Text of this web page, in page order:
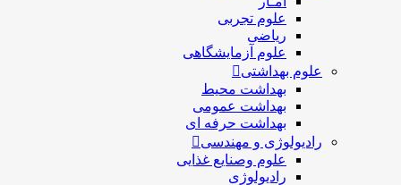
علوم تجربی
ریاضی
علوم آزمایشگاهی
علوم بهداشتی
بهداشت محیط
بهداشت عمومی
بهداشت حرفه ای
رادیولوژی و مهندسی
علوم وصنایع غذایی
رادیولوژی